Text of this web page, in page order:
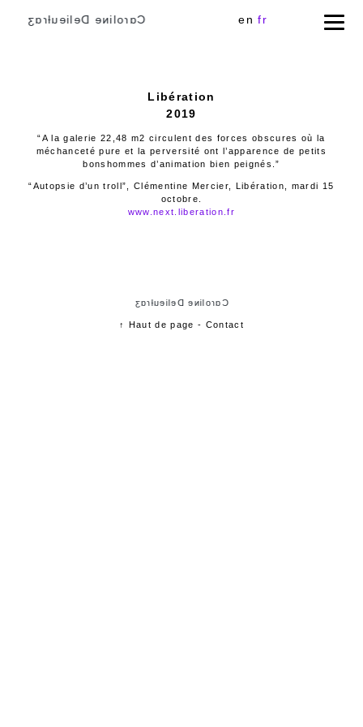
Cɑɾoliɴe Delieuƚɾɑʒ en fr
Libération
2019
“A la galerie 22,48 m2 circulent des forces obscures où la
méchanceté pure et la perversité ont l’apparence de petits
bonshommes d’animation bien peignés.”
“Autopsie d’un troll”, Clémentine Mercier, Libération, mardi 15
octobre.
www.next.liberation.fr
Cɑɾoliɴe Delieuƚɾɑʒ
↑ Haut de page - Contact